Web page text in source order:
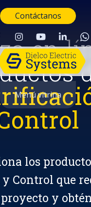
Contáctanos
Menú vitrina
en
los
Control que
y